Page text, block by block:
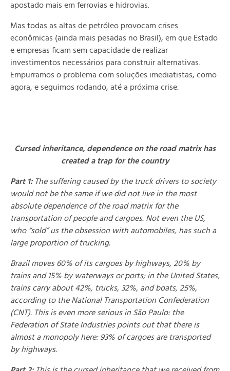
apostado mais em ferrovias e hidrovias.
Mas todas as altas de petróleo provocam crises
econômicas (ainda mais pesadas no Brasil), em que Estado
e empresas ficam sem capacidade de realizar
investimentos necessários para construir alternativas.
Empurramos o problema com soluções imediatistas, como
agora, e seguimos rodando, até a próxima crise.
Cursed inheritance, dependence on the road matrix has
created a trap for the country
Part 1:The suffering caused by the truck drivers to society
would not be the same if we did not live in the most
absolute dependence of the road matrix for the
transportation of people and cargoes. Not even the US,
who “sold” us the obsession with automobiles, has such a
large proportion of trucking.
Brazil moves 60% of its cargoes by highways, 20% by
trains and 15% by waterways or ports; in the United States,
trains carry about 42%, trucks, 32%, and boats, 25%,
according to the National Transportation Confederation
(CNT). This is even more serious in São Paulo: the
Federation of State Industries points out that there is
almost a monopoly here: 93% of cargoes are transported
by highways.